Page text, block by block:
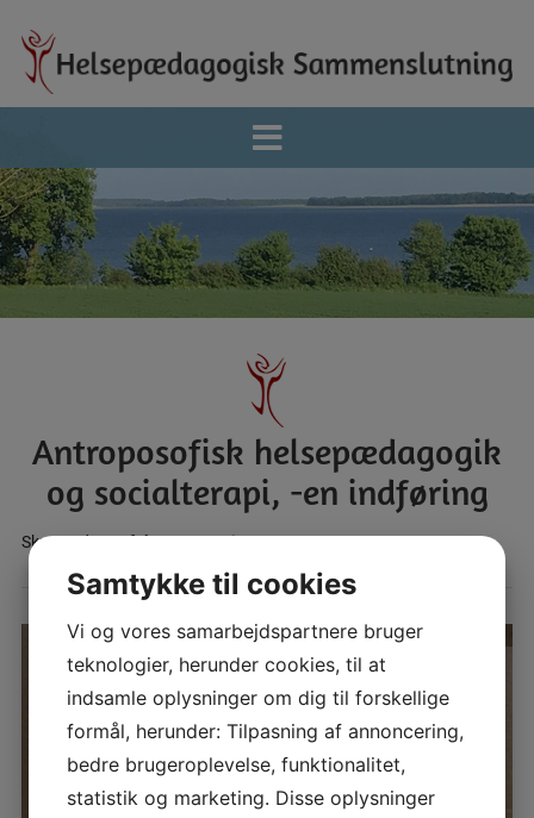
Antroposofisk helsepædagogik
og socialterapi, -en indføring
Skrevet den3. februar 2021i
Samtykke til cookies
Vi og vores samarbejdspartnere bruger
teknologier, herunder cookies, til at
indsamle oplysninger om dig til forskellige
formål, herunder: Tilpasning af annoncering,
bedre brugeroplevelse, funktionalitet,
statistik og marketing. Disse oplysninger